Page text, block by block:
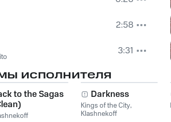
2:58
3:31
исполнителя
to the Sagas
Darkness
Kings of the City,
Klashnekoff